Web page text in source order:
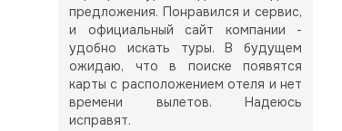
предложения. Понравился и сервис,
и официальный сайт компании -
удобно искать туры. В будущем
ожидаю, что в поиске появятся
карты с расположением отеля и нет
времени вылетов. Надеюсь
исправят.